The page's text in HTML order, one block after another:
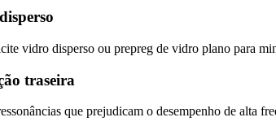
vidro disperso ou prepreg de vidro plano para
traseira
que prejudicam o desempenho de alta